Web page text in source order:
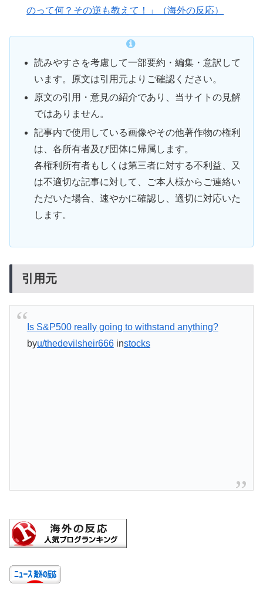
のって何？その逆も教えて！」（海外の反応）
読みやすさを考慮して一部要約・編集・意訳して
います。原文は引用元よりご確認ください。
原文の引用・意見の紹介であり、当サイトの見解
ではありません。
記事内で使用している画像やその他著作物の権利
は、各所有者及び団体に帰属します。
各権利所有者もしくは第三者に対する不利益、又
は不適切な記事に対して、ご本人様からご連絡い
ただいた場合、速やかに確認し、適切に対応いた
します。
引用元
Is S&P500 really going to withstand anything?
byu/thedevilsheir666instocks